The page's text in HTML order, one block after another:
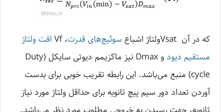
که در آن Vsatولتاژ اشباع سوئیچ‌های قدرت، Vf
افت ولتاژ
مستقیم دیود
و Dmax نیز ماکزیمم دیوتی سایکل (Duty
cycle) منبع می‌باشد. این رابطه تقریب خوبی برای بدست
آوردن تعداد دور سیم پیچ ثانویه برای حداقل ولتاژ مورد نیاز